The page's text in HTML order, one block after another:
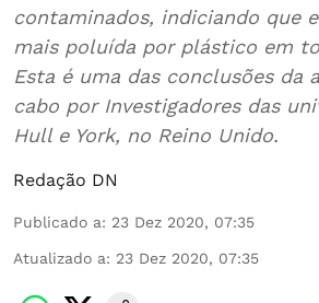
contaminados, indiciando que
mais poluída por plástico em
Esta é uma das conclusões da
cabo por Investigadores das
Hull e York, no Reino Unido.
Redação DN
Publicado a: 23 Dez 2020, 07:35
Atualizado a: 23 Dez 2020, 07:35